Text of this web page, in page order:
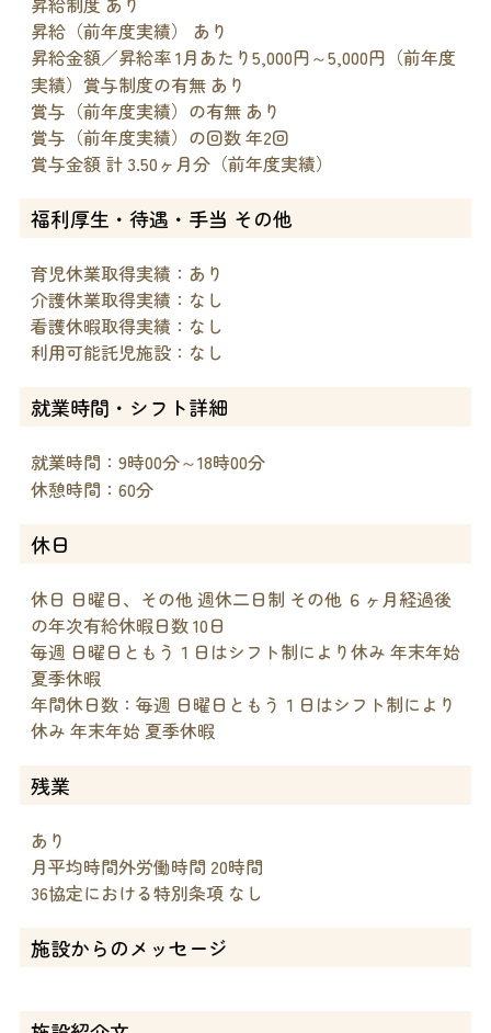
昇給（前年度実績） あり
昇給金額／昇給率 1月あたり5,000円～5,000円（前年度
実績）賞与制度の有無 あり
賞与（前年度実績）の有無 あり
賞与（前年度実績）の回数 年2回
賞与金額 計 3.50ヶ月分（前年度実績）
福利厚生・待遇・手当 その他
育児休業取得実績：あり
介護休業取得実績：なし
看護休暇取得実績：なし
利用可能託児施設：なし
就業時間・シフト詳細
就業時間：9時00分～18時00分
休憩時間：60分
休日
休日 日曜日、その他 週休二日制 その他 ６ヶ月経過後
の年次有給休暇日数 10日
毎週 日曜日ともう１日はシフト制により休み 年末年始
夏季休暇
年間休日数：毎週 日曜日ともう１日はシフト制により
休み 年末年始 夏季休暇
残業
あり
月平均時間外労働時間 20時間
36協定における特別条項 なし
施設からのメッセージ